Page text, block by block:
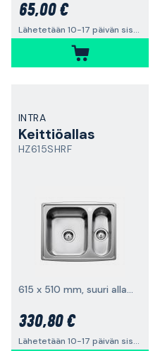
65,00 €
Lähetetään 10-17 päivän sisällä
INTRA
Keittiöallas
HZ615SHRF
615 x 510 mm, suuri allas oikealla
330,80 €
Lähetetään 10-17 päivän sisällä